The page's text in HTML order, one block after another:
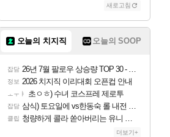
새로고침
오늘의 치지직 오늘의 SOOP
잡담 26년 7월 팔로우 상승량 TOP 30 - 월간 치지직
정보 2026 치지직 이리대회 오픈컵 안내
ㅗㅜㅑ 초ㅇㅎ) 수녀 코스프레 제로투
잡담 삼식) 토요일에 vs한동숙 롤 내전 예정
클립 청량하게 콜라 쏟아버리는 유니 ㅋㅋㅋ
더보기+